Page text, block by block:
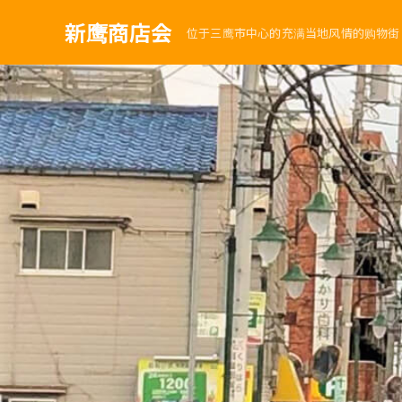
新鹰商店会 位于三鹰市中心的充满当地风情的购物街